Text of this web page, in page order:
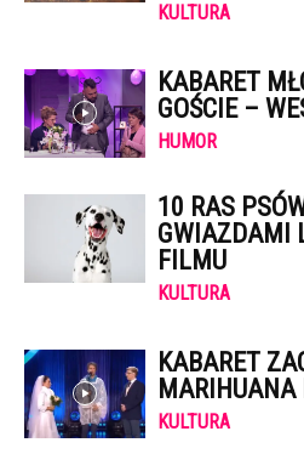
KULTURA
KABARET
GOŚCIE –
HUMOR
10 RAS
GWIAZDAMI
FILMU
KULTURA
KABARET
MARIHUANA
KULTURA